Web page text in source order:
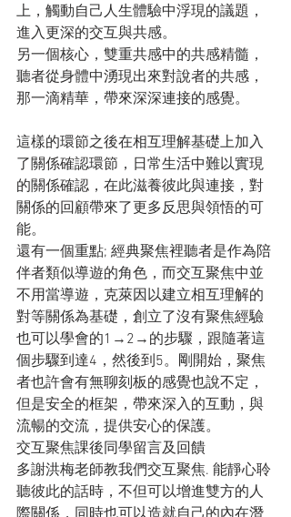
上，觸動自己人生體驗中浮現的議題，
進入更深的交互與共感。
另一個核心，雙重共感中的共感精髓，
聽者從身體中湧現出來對說者的共感，
那一滴精華，帶來深深連接的感覺。
這樣的環節之後在相互理解基礎上加入
了關係確認環節，日常生活中難以實現
的關係確認，在此滋養彼此與連接，對
關係的回顧帶來了更多反思與領悟的可
能。
還有一個重點; 經典聚焦裡聽者是作為陪
伴者類似導遊的角色，而交互聚焦中並
不用當導遊，克萊因以建立相互理解的
對等關係為基礎，創立了沒有聚焦經驗
也可以學會的1→2→的步驟，跟隨著這
個步驟到達4，然後到5。剛開始，聚焦
者也許會有無聊刻板的感覺也說不定，
但是安全的框架，帶來深入的互動，與
流暢的交流，提供安心的保護。
交互聚焦課後同學留言及回饋
多謝洪梅老師教我們交互聚焦. 能靜心聆
聽彼此的話時，不但可以增進雙方的人